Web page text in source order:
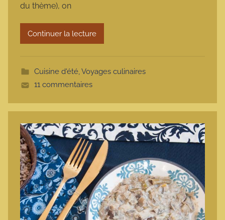
o
t
e
du thème), on
Continuer la lecture
Cuisine d'été,Voyages culinaires
11 commentaires